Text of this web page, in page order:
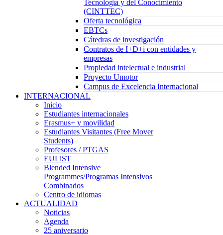
Tecnología y del Conocimiento
(CINTTEC)
Oferta tecnológica
EBTCs
Cátedras de investigación
Contratos de I+D+i con entidades y
empresas
Propiedad intelectual e industrial
Proyecto Umotor
Campus de Excelencia Internacional
INTERNACIONAL
Inicio
Estudiantes internacionales
Erasmus+ y movilidad
Estudiantes Visitantes (Free Mover
Students)
Profesores / PTGAS
EULiST
Blended Intensive
Programmes/Programas Intensivos
Combinados
Centro de idiomas
ACTUALIDAD
Noticias
Agenda
25 aniversario